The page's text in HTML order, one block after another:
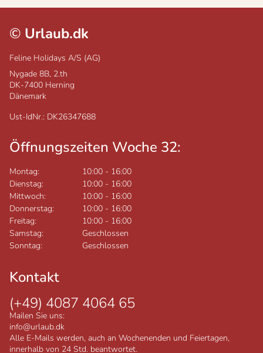
© Urlaub.dk
Feline Holidays A/S (AG)
Nygade 8B, 2.th
DK-7400 Herning
Dänemark
Ust-IdNr.: DK26347688
Öffnungszeiten Woche 32:
Montag: 10:00 - 16:00
Dienstag:
10:00 - 16:00
Mittwoch:
10:00 - 16:00
Donnerstag:
10:00 - 16:00
Freitag:
10:00 - 16:00
Samstag:
Geschlossen
Sonntag:
Geschlossen
Kontakt
(+49) 4087 4064 65
Mailen Sie uns:
info@urlaub.dk
Alle E-Mails werden, auch an Wochenenden und Feiertagen,
innerhalb von 24 Std. beantwortet.